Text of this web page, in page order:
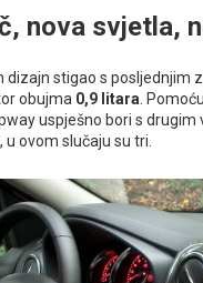
nova svjetla,
dizajn stigao s posljednjim
obujma 0,9 litara .
uspješno bori s
ovom slučaju su tri.